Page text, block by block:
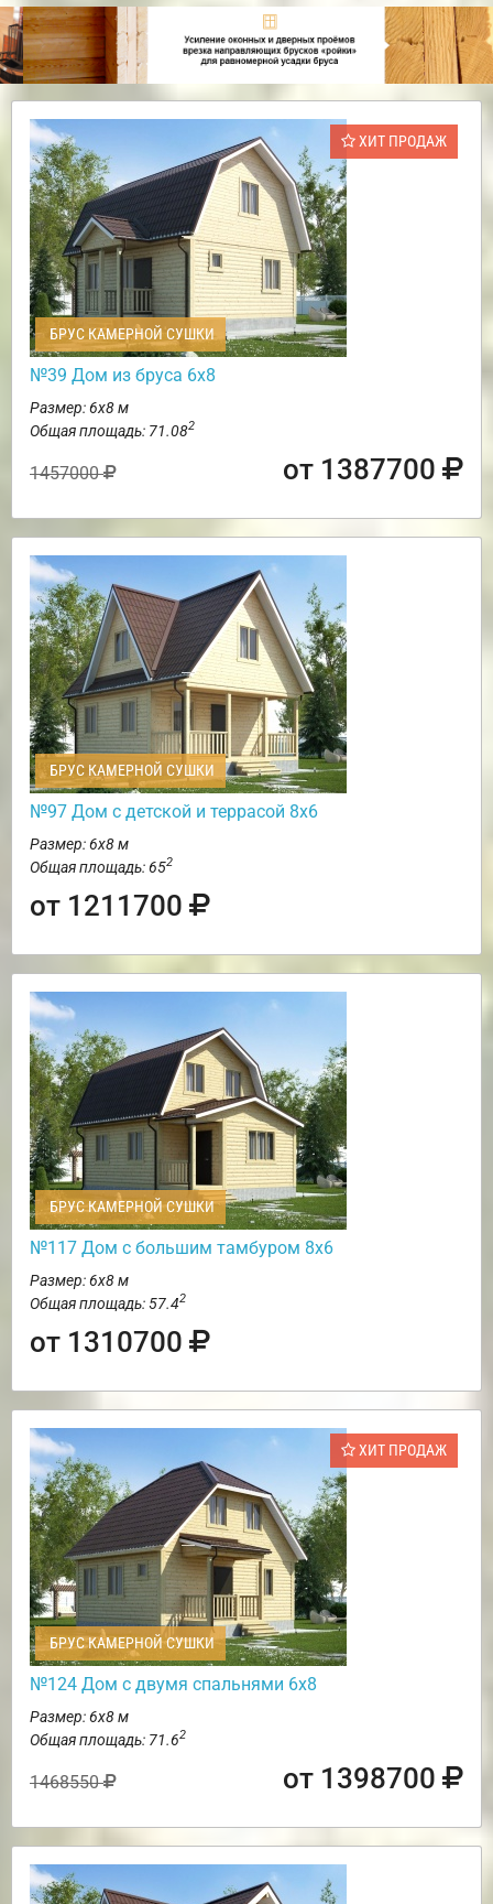
ХИТ ПРОДАЖ
БРУС КАМЕРНОЙ СУШКИ
№39 Дом из бруса 6х8
Размер: 6х8 м
Общая площадь: 71.082
1457000 от 1387700
БРУС КАМЕРНОЙ СУШКИ
№97 Дом с детской и террасой 8х6
Размер: 6х8 м
Общая площадь: 652
от 1211700
БРУС КАМЕРНОЙ СУШКИ
№117 Дом с большим тамбуром 8х6
Размер: 6х8 м
Общая площадь: 57.42
от 1310700
ХИТ ПРОДАЖ
БРУС КАМЕРНОЙ СУШКИ
№124 Дом с двумя спальнями 6х8
Размер: 6х8 м
Общая площадь: 71.62
1468550 от 1398700